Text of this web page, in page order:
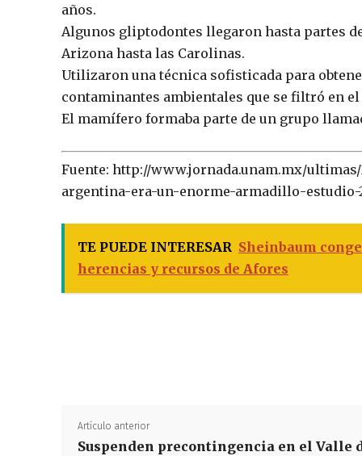
años.
Algunos gliptodontes llegaron hasta partes
Arizona hasta las Carolinas.
Utilizaron una técnica sofisticada para
contaminantes ambientales que se filtró en
El mamífero formaba parte de un grupo
Fuente: http://www.jornada.unam.mx/
argentina-era-un-enorme-armadillo-estudio-
TE PUEDE INTERESAR Sheinbaum
herencias y recursos de Afores
Artículo anterior
Suspenden precontingencia en el Valle